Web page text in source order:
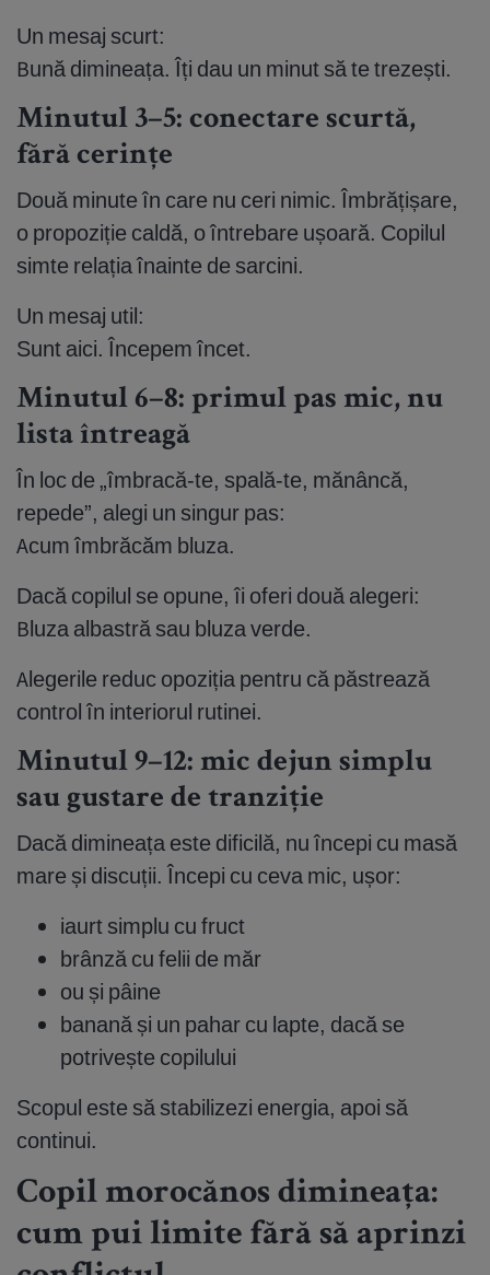
Un mesaj scurt:
Bună dimineața. Îți dau un minut să te trezești.
Minutul 3–5: conectare scurtă,
fără cerințe
Două minute în care nu ceri nimic. Îmbrățișare,
o propoziție caldă, o întrebare ușoară. Copilul
simte relația înainte de sarcini.
Un mesaj util:
Sunt aici. Începem încet.
Minutul 6–8: primul pas mic, nu
lista întreagă
În loc de „îmbracă-te, spală-te, mănâncă,
repede”, alegi un singur pas:
Acum îmbrăcăm bluza.
Dacă copilul se opune, îi oferi două alegeri:
Bluza albastră sau bluza verde.
Alegerile reduc opoziția pentru că păstrează
control în interiorul rutinei.
Minutul 9–12: mic dejun simplu
sau gustare de tranziție
Dacă dimineața este dificilă, nu începi cu masă
mare și discuții. Începi cu ceva mic, ușor:
iaurt simplu cu fruct
brânză cu felii de măr
ou și pâine
banană și un pahar cu lapte, dacă se
potrivește copilului
Scopul este să stabilizezi energia, apoi să
continui.
Copil morocănos dimineața:
cum pui limite fără să aprinzi